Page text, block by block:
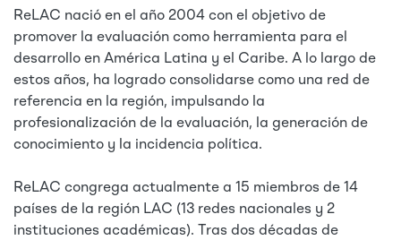
ReLAC nació en el año 2004 con el objetivo de
promover la evaluación como herramienta para el
desarrollo en América Latina y el Caribe. A lo largo de
estos años, ha logrado consolidarse como una red de
referencia en la región, impulsando la
profesionalización de la evaluación, la generación de
conocimiento y la incidencia política.
ReLAC congrega actualmente a 15 miembros de 14
países de la región LAC (13 redes nacionales y 2
instituciones académicas). Tras dos décadas de